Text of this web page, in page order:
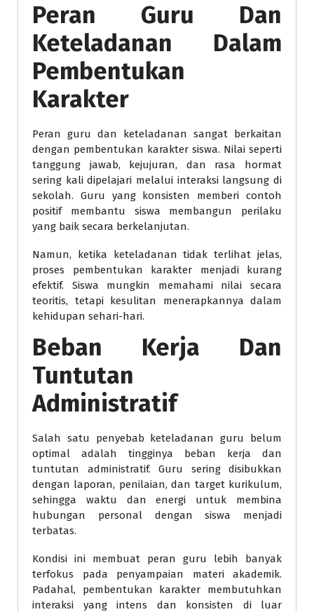
Peran Guru Dan
Keteladanan Dalam
Pembentukan
Karakter
Peran guru dan keteladanan sangat berkaitan
dengan pembentukan karakter siswa. Nilai seperti
tanggung jawab, kejujuran, dan rasa hormat
sering kali dipelajari melalui interaksi langsung di
sekolah. Guru yang konsisten memberi contoh
positif membantu siswa membangun perilaku
yang baik secara berkelanjutan.
Namun, ketika keteladanan tidak terlihat jelas,
proses pembentukan karakter menjadi kurang
efektif. Siswa mungkin memahami nilai secara
teoritis, tetapi kesulitan menerapkannya dalam
kehidupan sehari-hari.
Beban Kerja Dan
Tuntutan
Administratif
Salah satu penyebab keteladanan guru belum
optimal adalah tingginya beban kerja dan
tuntutan administratif. Guru sering disibukkan
dengan laporan, penilaian, dan target kurikulum,
sehingga waktu dan energi untuk membina
hubungan personal dengan siswa menjadi
terbatas.
Kondisi ini membuat peran guru lebih banyak
terfokus pada penyampaian materi akademik.
Padahal, pembentukan karakter membutuhkan
interaksi yang intens dan konsisten di luar